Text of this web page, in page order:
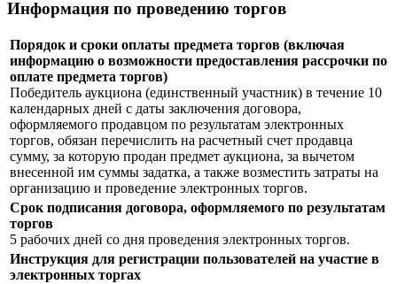
Информация по проведению торгов
Порядок и сроки оплаты предмета торгов (включая
информацию о возможности предоставления рассрочки по
оплате предмета торгов)
Победитель аукциона (единственный участник) в течение 10
календарных дней с даты заключения договора,
оформляемого продавцом по результатам электронных
торгов, обязан перечислить на расчетный счет продавца
сумму, за которую продан предмет аукциона, за вычетом
внесенной им суммы задатка, а также возместить затраты на
организацию и проведение электронных торгов.
Срок подписания договора, оформляемого по результатам
торгов
5 рабочих дней со дня проведения электронных торгов.
Инструкция для регистрации пользователей на участие в
электронных торгах